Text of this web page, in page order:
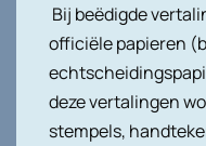
Bij beëdigde
officiële papieren
deze vertalingen
stempels,